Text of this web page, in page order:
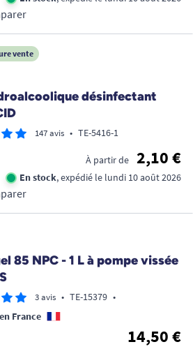
vente
désinfectant
147 avis • TE-5416-1
À partir de 2,10 €
En stock, expédié le lundi 10 août 2026
85 NPC - 1 L à pompe vissée
3 avis • TE-15379 •
France
14,50 €